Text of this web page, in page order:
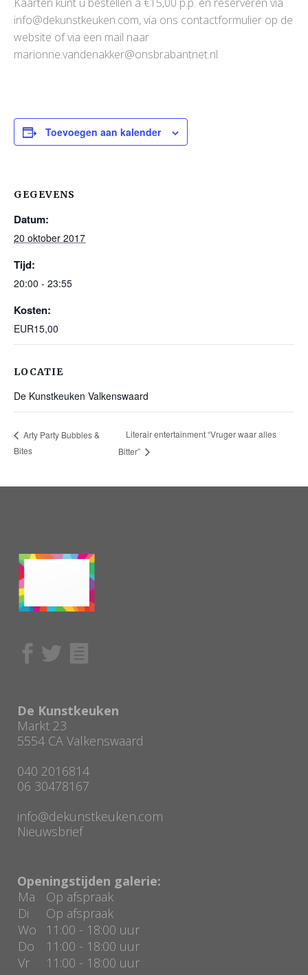
info@dekunstkeuken.com, via ons contactformulier op de
website of via een mail naar
marionne.vandenakker@onsbrabantnet.nl
Toevoegen aan kalender
GEGEVENS
Datum:
20 oktober 2017
Tijd:
20:00 - 23:55
Kosten:
EUR15,00
LOCATIE
De Kunstkeuken Valkenswaard
Arty Party Bubbles &
Bites
Literair entertainment “Vruger waar alles
Bitter”
De Kunstkeuken
Markt 23
5554 CA Valkenswaard
040 2016814
06 30478167
info@dekunstkeuken.com
Nieuwsbrief
Openingstijden galerie:
Ma
Op afspraak
Di
Op afspraak
Wo
11:00 - 18:00 uur
Do
11:00 - 18:00 uur
Vr
11:00 - 18:00 uur